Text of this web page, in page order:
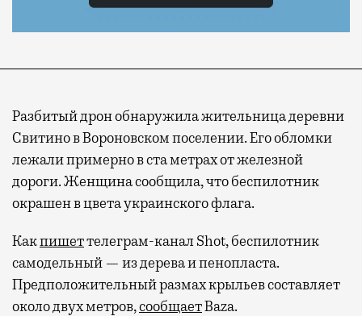
Разбитый дрон обнаружила жительница деревни
Свитино в Вороновском поселении. Его обломки
лежали примерно в ста метрах от железной
дороги. Женщина сообщила, что беспилотник
окрашен в цвета украинского флага.
Какпишеттелеграм-канал Shot, беспилотник
самодельный — из дерева и пенопласта.
Предположительный размах крыльев составляет
около двух метров,сообщаетBaza.